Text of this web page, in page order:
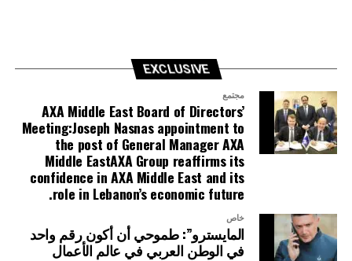
EXCLUSIVE
مجتمع
AXA Middle East Board of Directors’
Meeting:Joseph Nasnas appointment to
the post of General Manager AXA
Middle EastAXA Group reaffirms its
confidence in AXA Middle East and its
role in Lebanon’s economic future.
خاص
المايسترو”: طموحي أن أكون رقم واحد
في الوطن العربي في عالم الأعمال